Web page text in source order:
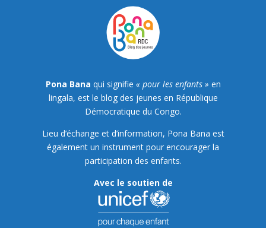
Pona Bana qui signifie « pour les enfants » en
lingala, est le blog des jeunes en République
Démocratique du Congo.
Lieu d’échange et d’information, Pona Bana est
également un instrument pour encourager la
participation des enfants.
Avec le soutien de